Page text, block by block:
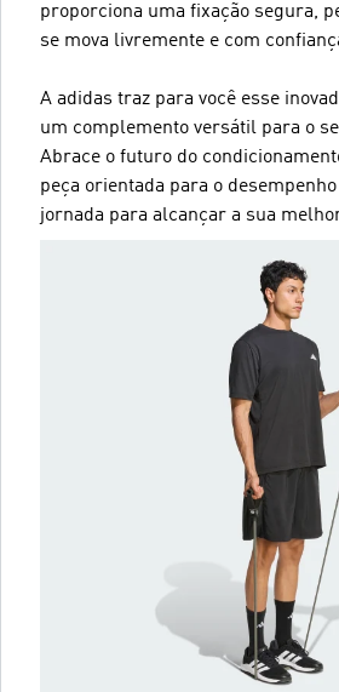
proporciona uma fixação segura,
se mova livremente e com
A adidas traz para você esse
um complemento versátil para o
Abrace o futuro do
peça orientada para o
jornada para alcançar a sua